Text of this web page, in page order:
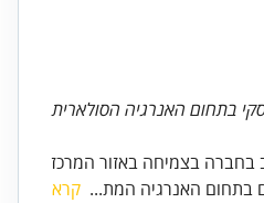
בתחום האנרגיה הסולארית
בחברה בצמיחה באזור המרכז
בתחום האנרגיה המת... קרא